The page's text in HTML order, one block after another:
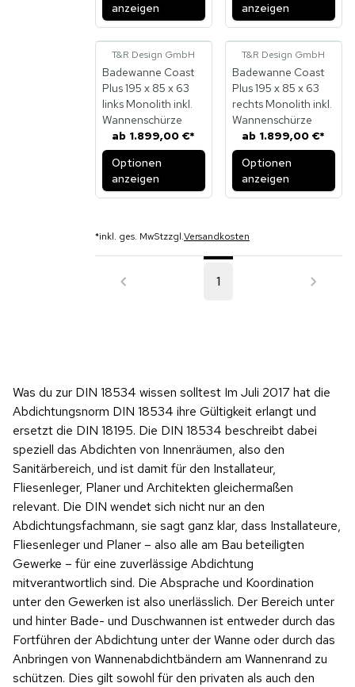
anzeigen
anzeigen
T&R Design GmbH
Badewanne Coast
Plus 195 x 85 x 63
links Monolith inkl.
Wannenschürze
ab 1.899,00 €*
Optionen
anzeigen
T&R Design GmbH
Badewanne Coast
Plus 195 x 85 x 63
rechts Monolith inkl.
Wannenschürze
ab 1.899,00 €*
Optionen
anzeigen
*inkl. ges. MwStzzgl.Versandkosten
1
Was du zur DIN 18534 wissen solltest Im Juli 2017 hat die
Abdichtungsnorm DIN 18534 ihre Gültigkeit erlangt und
ersetzt die DIN 18195. Die DIN 18534 beschreibt dabei
speziell das Abdichten von Innenräumen, also den
Sanitärbereich, und ist damit für den Installateur,
Fliesenleger, Planer und Architekten gleichermaßen
relevant. Die DIN wendet sich nicht nur an den
Abdichtungsfachmann, sie sagt ganz klar, dass Installateure,
Fliesenleger und Planer – also alle am Bau beteiligten
Gewerke – für eine zuverlässige Abdichtung
mitverantwortlich sind. Die Absprache und Koordination
unter den Gewerken ist also unerlässlich. Der Bereich unter
und hinter Bade- und Duschwannen ist entweder durch das
Fortführen der Abdichtung unter der Wanne oder durch das
Anbringen von Wannenabdichtbändern am ­Wannenrand zu
schützen. Dies gilt sowohl für den privaten als auch den